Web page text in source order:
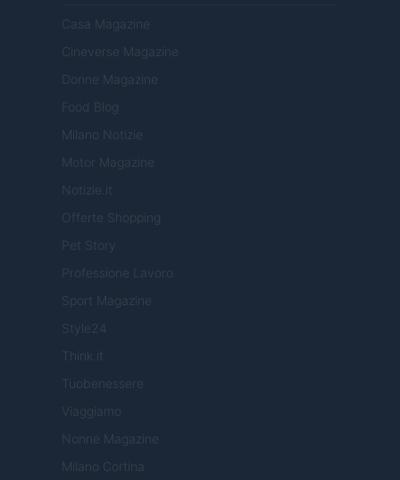
Casa Magazine
Cineverse Magazine
Donne Magazine
Food Blog
Milano Notizie
Motor Magazine
Notizie.it
Offerte Shopping
Pet Story
Professione Lavoro
Sport Magazine
Style24
Think.it
Tuobenessere
Viaggiamo
Nonne Magazine
Milano Cortina